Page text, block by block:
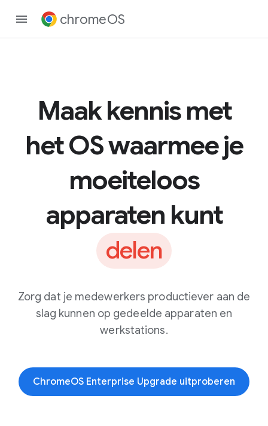
chromeOS
Maak kennis met
het OS waarmee je
moeiteloos
apparaten kunt
delen
Zorg dat je medewerkers productiever aan de
slag kunnen op gedeelde apparaten en
werkstations.
ChromeOS Enterprise Upgrade uitproberen